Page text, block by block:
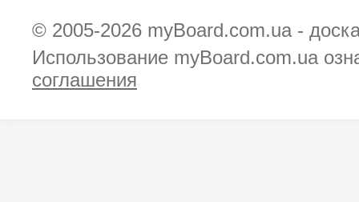
© 2005-2026 myBoard.com.ua -
Использование myBoard.com.ua
соглашения